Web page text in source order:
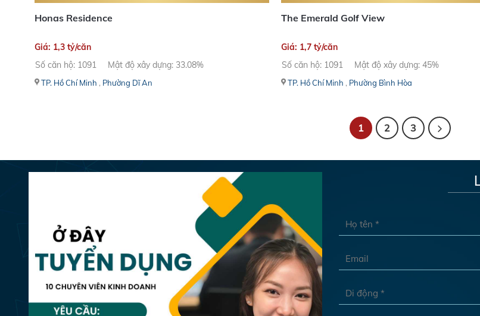
Honas Residence
Giá: 1,3 tỷ/căn
Số căn hộ: 1091
Mật độ xây dựng: 33.08%
TP. Hồ Chí Minh , Phường Dĩ An
The Emerald Golf View
Giá: 1,7 tỷ/căn
Số căn hộ: 1091
Mật độ xây dựng: 45%
TP. Hồ Chí Minh , Phường Bình Hòa
1 2 3